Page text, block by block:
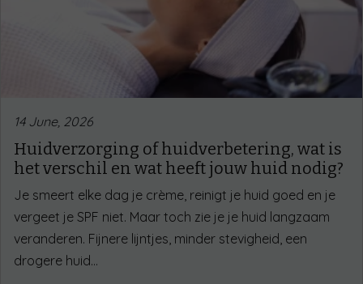
14 June, 2026
Huidverzorging of huidverbetering, wat is
het verschil en wat heeft jouw huid nodig?
Je smeert elke dag je crème, reinigt je huid goed en je
vergeet je SPF niet. Maar toch zie je je huid langzaam
veranderen. Fijnere lijntjes, minder stevigheid, een
drogere huid…